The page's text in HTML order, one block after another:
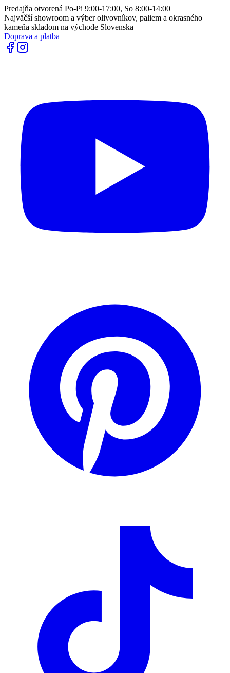
Predajňa otvorená Po-Pi 9:00-17:00, So 8:00-14:00
Najväčší showroom a výber olivovníkov, paliem a okrasného
kameňa skladom na východe Slovenska
Doprava a platba